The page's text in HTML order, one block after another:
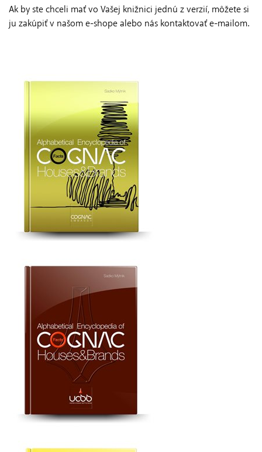
Ak by ste chceli mať vo Vašej knižnici jednú z verzií, môžete si
ju zakúpiť v našom e-shope alebo nás kontaktovať e-mailom.